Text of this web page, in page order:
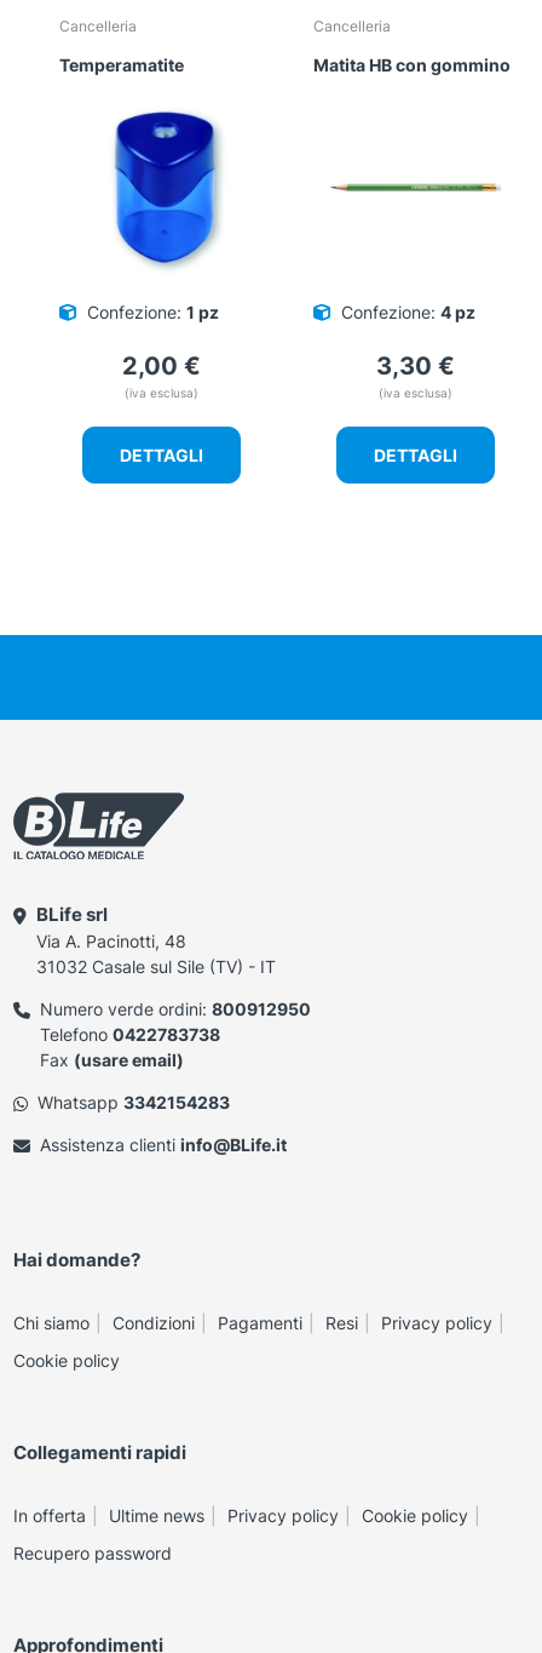
Cancelleria
Temperamatite
Confezione: 1 pz
2,00 €
(iva esclusa)
DETTAGLI
Cancelleria
Matita HB con gommino
Confezione: 4 pz
3,30 €
(iva esclusa)
DETTAGLI
BLife srl
Via A. Pacinotti, 48
31032 Casale sul Sile (TV) - IT
Numero verde ordini: 800912950
Telefono 0422783738
Fax (usare email)
Whatsapp 3342154283
Assistenza clienti info@BLife.it
Hai domande?
Chi siamo Condizioni Pagamenti Resi
Privacy policy
Cookie policy
Collegamenti rapidi
In offerta Ultime news Privacy policy
Cookie policy
Recupero password
Approfondimenti